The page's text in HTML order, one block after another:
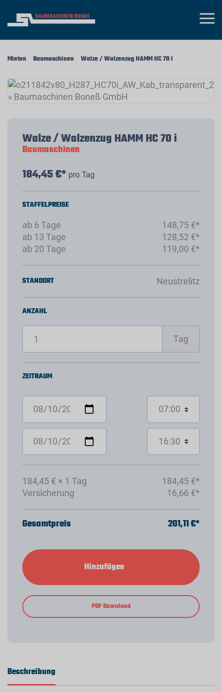
Mieten Baumaschinen Walze / Walzenzug HAMM HC 70 i
Walze / Walzenzug HAMM HC 70 i
Baumaschinen
184,45 €* pro Tag
STAFFELPREISE
ab 6 Tage
148,75 €*
ab 13 Tage
128,52 €*
ab 20 Tage
119,00 €*
STANDORT Neustrelitz
ANZAHL
Tag
ZEITRAUM
184,45 € × 1 Tag
184,45 €*
Versicherung
16,66 €*
Gesamtpreis 201,11 €*
Hinzufügen
PDF Download
Beschreibung